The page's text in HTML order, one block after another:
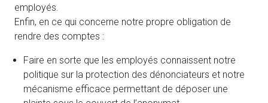
employés.
Enfin, en ce qui concerne notre propre obligation de
rendre des comptes :
Faire en sorte que les employés connaissent notre
politique sur la protection des dénonciateurs et notre
mécanisme efficace permettant de déposer une